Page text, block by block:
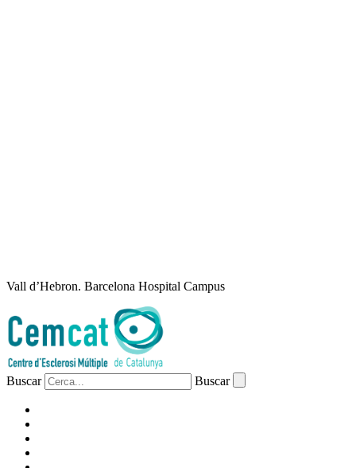
Vall d’Hebron. Barcelona Hospital Campus
Buscar Buscar